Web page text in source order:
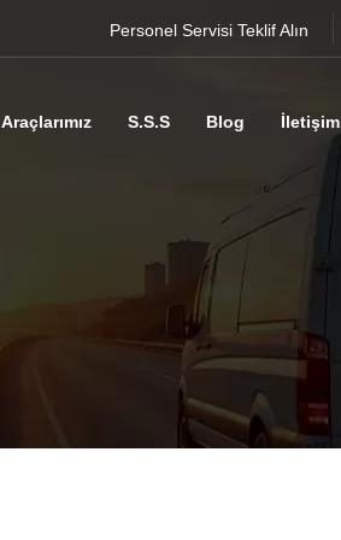
Personel Servisi Teklif Alın
Araçlarımız S.S.S Blog İletişim
Bize Yazın